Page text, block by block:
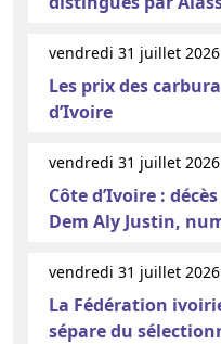
vendredi 31 juillet 2026
Les prix des
d’Ivoire
vendredi 31 juillet 2026
Côte d’Ivoire :
Dem Aly Justin,
vendredi 31 juillet 2026
La Fédération
sépare du